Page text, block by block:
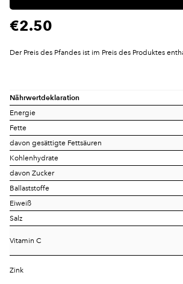
Nährwertdeklaration
Energie
Fette
davon gesättigte Fettsäuren
Kohlenhydrate
davon Zucker
Ballaststoffe
Eiweiß
Salz
Vitamin C
Zink
€2.50
Der Preis des Pfandes ist im Preis des Produktes